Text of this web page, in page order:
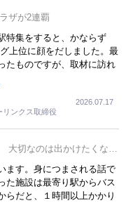
ザが2連覇
特集をすると、かならず
上位に顔をだしました。最
ものですが、取材に訪れ
深い話が次々が飛び出しま
ことが２つあります。一つ
させ、サービス業、接客業
もう一つは1800円もする
、社内に懸念もあったそう
の高級外車が停まっている
したそうです。今回の記
リンクス取締役
2026.07.17
大切なのは出かけたくなる
す。身につまされる話で
た施設は最寄り駅からバス
らだと、１時間以上かかり